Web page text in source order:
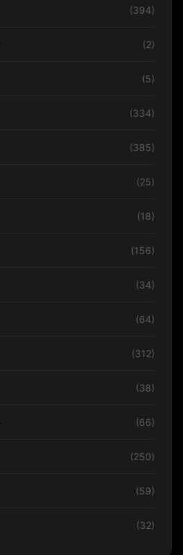
(394)
(2)
(5)
(334)
(385)
(25)
(18)
(156)
(34)
(64)
(312)
(38)
(66)
(250)
(59)
(32)